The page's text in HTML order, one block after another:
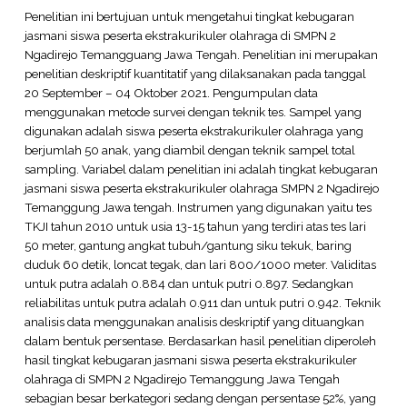
Penelitian ini bertujuan untuk mengetahui tingkat kebugaran
jasmani siswa peserta ekstrakurikuler olahraga di SMPN 2
Ngadirejo Temangguang Jawa Tengah. Penelitian ini merupakan
penelitian deskriptif kuantitatif yang dilaksanakan pada tanggal
20 September – 04 Oktober 2021. Pengumpulan data
menggunakan metode survei dengan teknik tes. Sampel yang
digunakan adalah siswa peserta ekstrakurikuler olahraga yang
berjumlah 50 anak, yang diambil dengan teknik sampel total
sampling. Variabel dalam penelitian ini adalah tingkat kebugaran
jasmani siswa peserta ekstrakurikuler olahraga SMPN 2 Ngadirejo
Temanggung Jawa tengah. Instrumen yang digunakan yaitu tes
TKJI tahun 2010 untuk usia 13-15 tahun yang terdiri atas tes lari
50 meter, gantung angkat tubuh/gantung siku tekuk, baring
duduk 60 detik, loncat tegak, dan lari 800/1000 meter. Validitas
untuk putra adalah 0.884 dan untuk putri 0.897. Sedangkan
reliabilitas untuk putra adalah 0.911 dan untuk putri 0.942. Teknik
analisis data menggunakan analisis deskriptif yang dituangkan
dalam bentuk persentase. Berdasarkan hasil penelitian diperoleh
hasil tingkat kebugaran jasmani siswa peserta ekstrakurikuler
olahraga di SMPN 2 Ngadirejo Temanggung Jawa Tengah
sebagian besar berkategori sedang dengan persentase 52%, yang